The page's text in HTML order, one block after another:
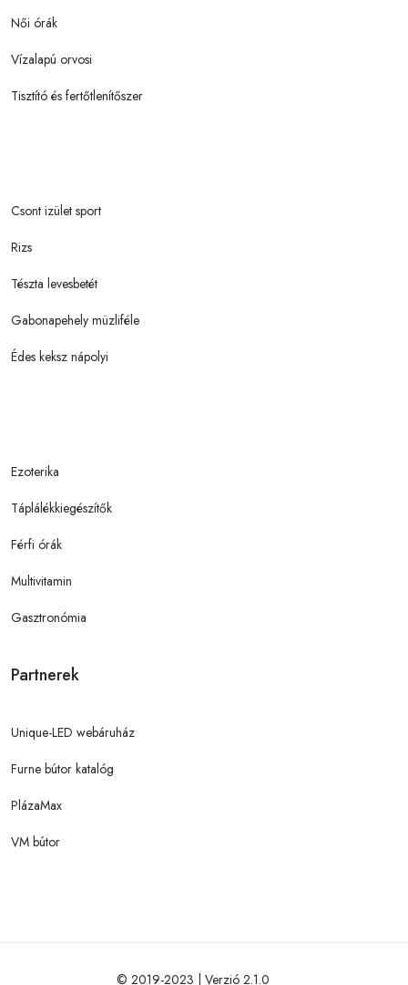
Női órák
Vízalapú orvosi
Tisztító és fertőtlenítőszer
Csont izület sport
Rizs
Tészta levesbetét
Gabonapehely müzliféle
Édes keksz nápolyi
Ezoterika
Táplálékkiegészítők
Férfi órák
Multivitamin
Gasztronómia
Partnerek
Unique-LED webáruház
Furne bútor katalóg
PlázaMax
VM bútor
© 2019-2023 | Verzió 2.1.0